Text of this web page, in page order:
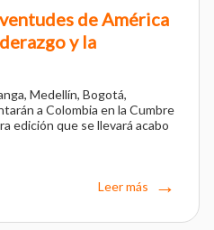
de América
y la
Medellín, Bogotá,
a Colombia en la Cumbre
edición que se llevará acabo
Leer más